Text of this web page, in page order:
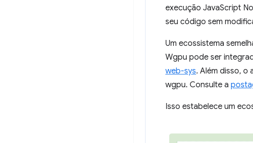
execução JavaScript
seu código sem
Um ecossistema
Wgpu pode ser
web-sys. Além disso, o
wgpu. Consulte a
Isso estabelece um